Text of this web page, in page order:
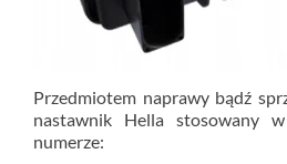
Przedmiotem naprawy bądź
nastawnik Hella stosowany
numerze: